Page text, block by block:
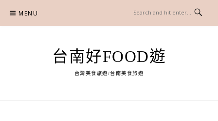
content
MENU
台南好FOOD遊
台灣美食旅遊/台南美食旅遊